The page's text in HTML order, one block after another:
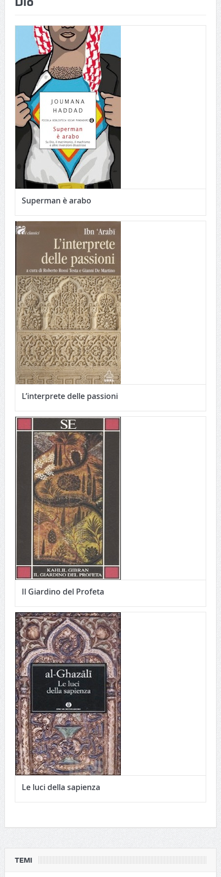
Superman è arabo
L’interprete delle passioni
Il Giardino del Profeta
Le luci della sapienza
TEMI